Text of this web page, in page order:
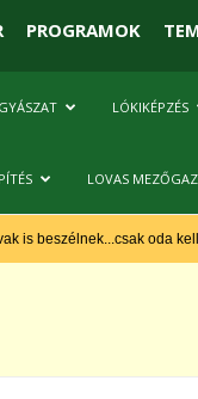
PROGRAMOK
LÓKIKÉPZÉS
LOVAS
is beszélnek...csak oda